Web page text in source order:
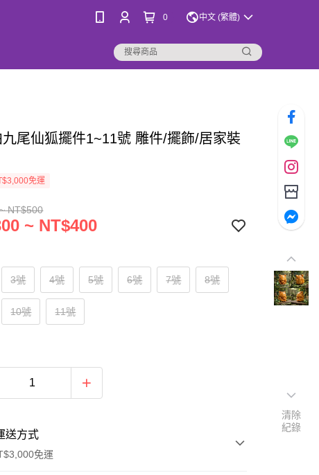
0 中文 (繁體)
尾仙狐擺件1~11號 雕件/擺飾/居家裝
免運
NT$500
~ NT$400
3號 4號 5號 6號 7號 8號
10號 11號
送方式
免運
清除
紀錄